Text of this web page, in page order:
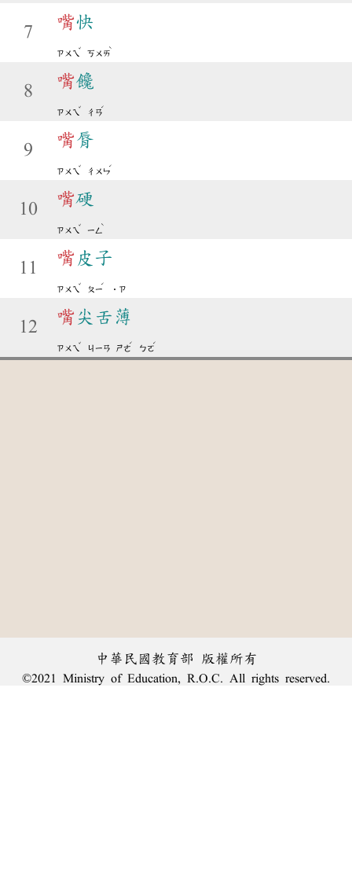
7
嘴快
ㄗㄨㄟ
ˇ
ㄎㄨㄞ
ˋ
8
嘴饞
ㄗㄨㄟ
ˇ
ㄔㄢ
ˊ
9
嘴脣
ㄗㄨㄟ
ˇ
ㄔㄨㄣ
ˊ
10
嘴硬
ㄗㄨㄟ
ˇ
ㄧㄥ
ˋ
11
嘴 皮子
ㄗㄨㄟ
ˇ
ㄆㄧ
ˊ
˙ㄗ
12
嘴 尖舌薄
ㄗㄨㄟ
ˇ
ㄐㄧㄢ ㄕㄜ
ˊ
ㄅㄛ
ˊ
中華民國教育部 版權所有
©2021 Ministry of Education, R.O.C. All rights reserved.